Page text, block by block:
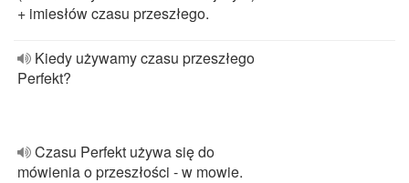
+ imiesłów czasu przeszłego.
Kiedy używamy czasu przeszłego
Perfekt?
Czasu Perfekt używa się do
mówienia o przeszłości - w mowie.